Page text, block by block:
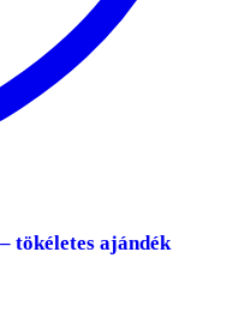
tökéletes ajándék